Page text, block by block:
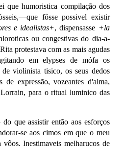
que humoristica compilação dos
fôsse possivel existir
e idealistas+, dispensasse +la
ou congestivas do dia-a-
protestava com as mais agudas
em elypses de mófa os
violinista tisico, os seus dedos
de expressão, vozeantes d'alma,
para o ritual luminico das
que assistir então aos esforços
se aos cimos em que o meu
Inestimaveis melharucos de